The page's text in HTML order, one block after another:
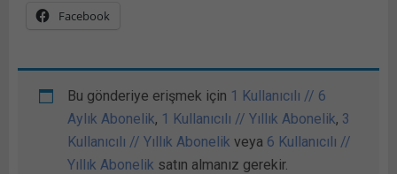
Facebook
Bu gönderiye erişmek için 1 Kullanıcılı // 6
Aylık Abonelik, 1 Kullanıcılı // Yıllık Abonelik, 3
Kullanıcılı // Yıllık Abonelik veya 6 Kullanıcılı //
Yıllık Abonelik satın almanız gerekir.